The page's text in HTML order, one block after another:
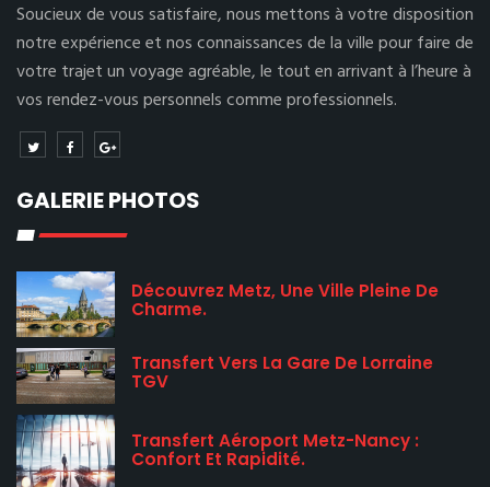
Soucieux de vous satisfaire, nous mettons à votre disposition
notre expérience et nos connaissances de la ville pour faire de
votre trajet un voyage agréable, le tout en arrivant à l’heure à
vos rendez-vous personnels comme professionnels.
GALERIE PHOTOS
Découvrez Metz, Une Ville Pleine De
Charme.
Transfert Vers La Gare De Lorraine
TGV
Transfert Aéroport Metz-Nancy :
Confort Et Rapidité.